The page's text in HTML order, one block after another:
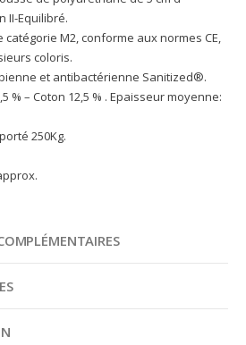
II-Equilibré.
catégorie M2, conforme aux normes CE,
coloris.
et antibactérienne Sanitized®.
% – Coton 12,5 % . Epaisseur moyenne:
250Kg.